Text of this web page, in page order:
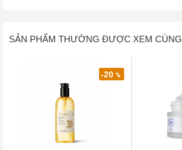
SẢN PHẨM THƯỜNG ĐƯỢC XEM CÙNG
-20%